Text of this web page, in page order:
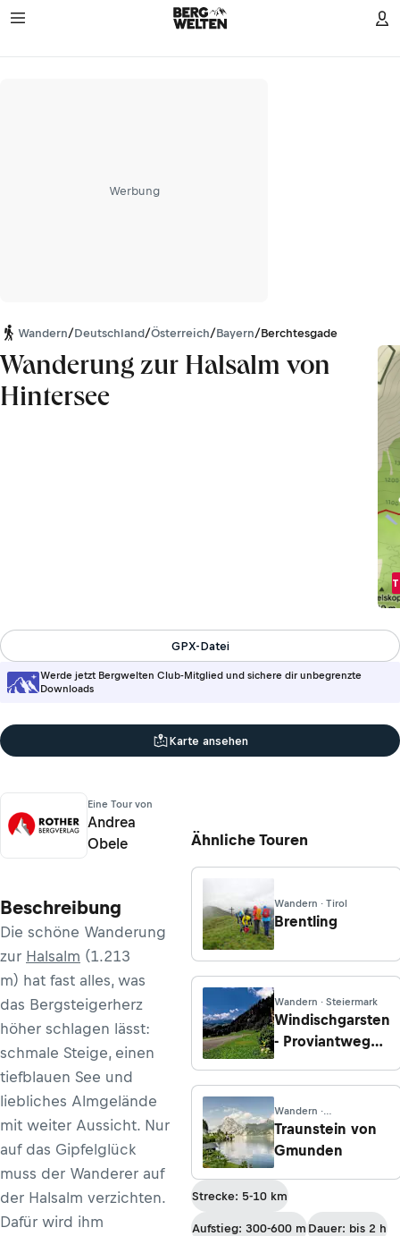
Werbung
Wandern/Deutschland/Österreich/Bayern/Berchtesgadener Alpen
Wanderung zur Halsalm von
Hintersee
Werde jetzt Bergwelten Club-Mitglied und sichere dir unbegrenzte
Downloads
GPX-Datei
Karte ansehen
Eine Tour von
Andrea
Obele
Beschreibung
Die schöne Wanderung
zur Halsalm (1.213
m) hat fast alles, was
das Bergsteigerherz
höher schlagen lässt:
schmale Steige, einen
tiefblauen See und
liebliches Almgelände
mit weiter Aussicht. Nur
auf das Gipfelglück
muss der Wanderer auf
der Halsalm verzichten.
Dafür wird ihm
Ähnliche Touren
Wandern · Tirol
Brentling
Wandern · Steiermark
Windischgarsten
- Proviantweg
Millionenweg
Wandern ·
Oberösterreich
Traunstein von
Gmunden
Strecke: 5-10 km
Aufstieg: 300-600 m Dauer: bis 2 h